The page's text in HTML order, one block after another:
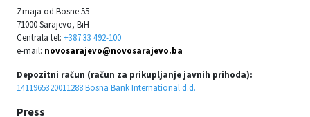
Zmaja od Bosne 55
71000 Sarajevo, BiH
Centrala tel: +387 33 492-100
e-mail: novosarajevo@novosarajevo.ba
Depozitni račun (račun za prikupljanje javnih prihoda):
1411965320011288 Bosna Bank International d.d.
Press